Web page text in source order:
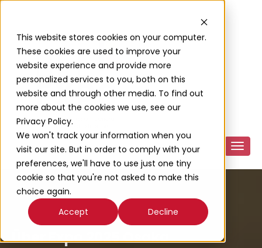
This website stores cookies on your computer.
These cookies are used to improve your
website experience and provide more
personalized services to you, both on this
website and through other media. To find out
more about the cookies we use, see our
Privacy Policy.
We won't track your information when you
visit our site. But in order to comply with your
preferences, we'll have to use just one tiny
cookie so that you're not asked to make this
choice again.
Accept
Decline
Über Expo 2025 Osaka